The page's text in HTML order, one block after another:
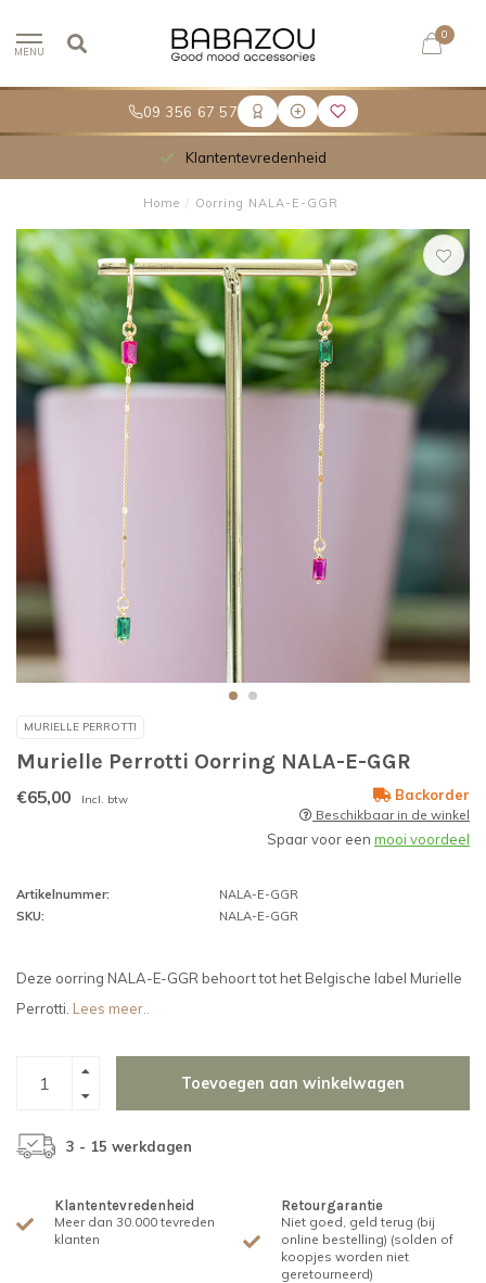
09 356 67 57
MENU
0
Klantentevredenheid
Home / Oorring NALA-E-GGR
MURIELLE PERROTTI
Murielle Perrotti Oorring NALA-E-GGR
€65,00 Incl. btw Backorder
Beschikbaar in de winkel
Spaar voor een mooi voordeel
Artikelnummer:
NALA-E-GGR
SKU:
NALA-E-GGR
Deze oorring NALA-E-GGR behoort tot het Belgische label Murielle
Perrotti. Lees meer..
Toevoegen aan winkelwagen
3 - 15 werkdagen
Klantentevredenheid
Meer dan 30.000 tevreden
klanten
Retourgarantie
Niet goed, geld terug (bij
online bestelling) (solden of
koopjes worden niet
geretourneerd)